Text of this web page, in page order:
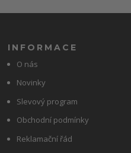
INFORMACE
O nás
Novinky
Slevový program
Obchodní podmínky
Reklamační řád